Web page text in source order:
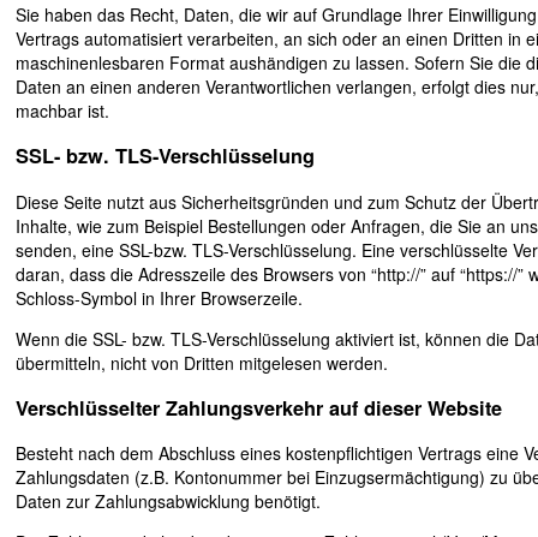
Sie haben das Recht, Daten, die wir auf Grundlage Ihrer
Vertrags automatisiert verarbeiten, an sich oder an einen Dritten in
maschinenlesbaren Format aushändigen zu lassen. Sofern Sie die
Daten an einen anderen Verantwortlichen verlangen, erfolgt dies
machbar ist.
SSL- bzw. TLS-Verschlüsselung
Diese Seite nutzt aus Sicherheitsgründen und zum Schutz der
Inhalte, wie zum Beispiel Bestellungen oder Anfragen, die Sie an
senden, eine SSL-bzw. TLS-Verschlüsselung. Eine verschlüsselte
daran, dass die Adresszeile des Browsers von “http://” auf “https://”
Schloss-Symbol in Ihrer Browserzeile.
Wenn die SSL- bzw. TLS-Verschlüsselung aktiviert ist, können die
übermitteln, nicht von Dritten mitgelesen werden.
Verschlüsselter Zahlungsverkehr auf dieser Website
Besteht nach dem Abschluss eines kostenpflichtigen Vertrags eine
Zahlungsdaten (z.B. Kontonummer bei Einzugsermächtigung) zu
Daten zur Zahlungsabwicklung benötigt.